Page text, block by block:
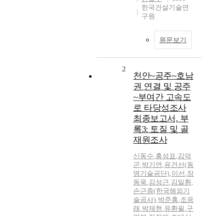
한국건설기술연
구원
원문보기
2
천안~공주~호남
권 연결 및 공주
~부여간 고속도
로 타당성조사
최종보고서, 부
록3: 토질 및 골
재원조사
신동수,홍성표,김덕
곤,박기연 ,유건선(동
명기술공단),이선 ,장
동욱,김성근,김일환,
손근종(한국해외기
술공사),박준홍,조응
래 ,박재현 ,유환필 ,구